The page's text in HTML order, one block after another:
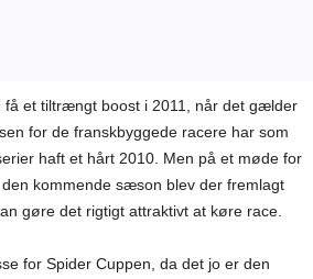
få et tiltrængt boost i 2011, når det gælder
for de franskbyggede racere har som
haft et hårt 2010. Men på et møde for
kommende sæson blev der fremlagt
gøre det rigtigt attraktivt at køre race.
for Spider Cuppen, da det jo er den